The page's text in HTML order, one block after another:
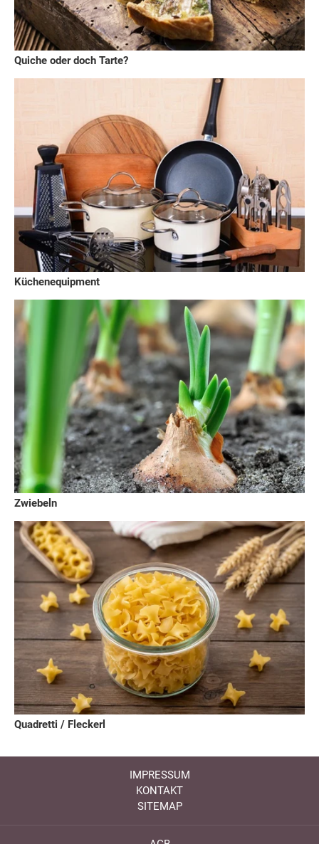
Quiche oder doch Tarte?
Küchenequipment
Zwiebeln
Quadretti / Fleckerl
IMPRESSUM
KONTAKT
SITEMAP